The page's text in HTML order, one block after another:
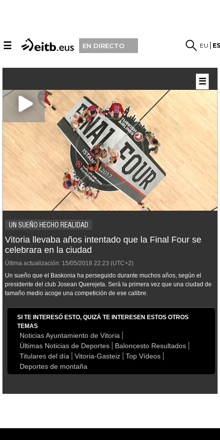
☰ EN DIRECTO EU
UN SUEÑO HECHO REALIDAD
Vitoria llevaba años intentado que la Final Four se
celebrara en la ciudad
Última actualización: 15/05/2018 22:23 (UTC+2)
Un sueño que el Baskonia ha perseguido durante muchos años, según el
presidente del club Josean Querejeta. Será la primera vez que una ciudad de
tamaño medio acoge una competición de ese calibre.
SI TE INTERESÓ ESTO, QUIZÁ TE INTERESEN ESTOS OTROS
TEMAS
Noticias Ayuntamiento de Vitoria
Últimas Noticias de Deportes
Baloncesto Resultados
Titulares del día
Vitoria-Gasteiz
Top Vídeos
Deportes de montaña
☰